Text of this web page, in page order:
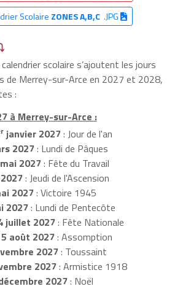
Scolaire ZONES A,B,C.JPG
scolaire s’ajoutent les jours
de Merrey-sur-Arce en 2027 et 2028,
:
à Merrey-sur-Arce :
janvier 2027: Jour de l'an
2027: Lundi de Pâques
mai 2027: Fête du Travail
: Jeudi de l'Ascension
2027: Victoire 1945
2027: Lundi de Pentecôte
juillet 2027: Fête Nationale
août 2027: Assomption
2027: Toussaint
2027: Armistice 1918
2027: Noël